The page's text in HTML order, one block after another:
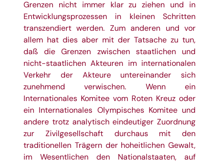
Grenzen nicht immer klar zu ziehen und in
Entwicklungsprozessen in kleinen Schritten
transzendiert werden. Zum anderen und vor
allem hat dies aber mit der Tatsache zu tun,
daß die Grenzen zwischen staatlichen und
nicht-staatlichen Akteuren im internationalen
Verkehr der Akteure untereinander sich
zunehmend verwischen. Wenn ein
Internationales Komitee vom Roten Kreuz oder
ein Internationales Olympisches Komitee und
andere trotz analytisch eindeutiger Zuordnung
zur Zivilgesellschaft durchaus mit den
traditionellen Trägern der hoheitlichen Gewalt,
im Wesentlichen den Nationalstaaten, auf